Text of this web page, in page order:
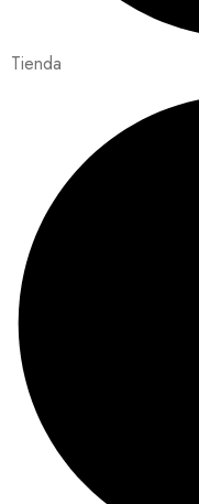
Tienda